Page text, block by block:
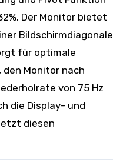
Der Monitor bietet
Bildschirmdiagonale
für optimale
Monitor nach
von 75 Hz
die Display- und
diesen